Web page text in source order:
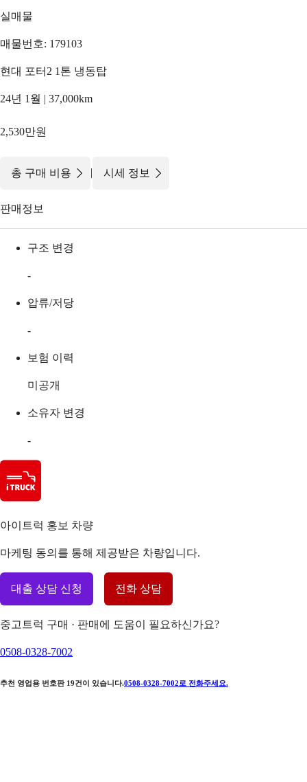
실매물
매물번호: 179103
현대 포터2 1톤 냉동탑
24년 1월 | 37,000km
2,530만원
총 구매 비용 | 시세 정보
판매정보
구조 변경
-
압류/저당
-
보험 이력
미공개
소유자 변경
-
아이트럭 홍보 차량
마케팅 동의를 통해 제공받은 차량입니다.
대출 상담 신청 전화 상담
중고트럭 구매 · 판매에 도움이 필요하신가요?
0508-0328-7002
추천 영업용 번호판 19건이 있습니다.0508-0328-7002 로 전화주세요.